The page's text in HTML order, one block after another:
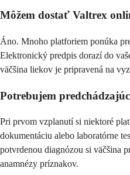
Môžem dostať Valtrex
Áno. Mnoho platforiem ponúka
Elektronický predpis dorazí do
väčšina liekov je pripravená na
Potrebujem
Pri prvom vzplanutí si niektoré
dokumentáciu alebo laboratórne
potvrdenou diagnózou si väčšina
anamnézy príznakov.